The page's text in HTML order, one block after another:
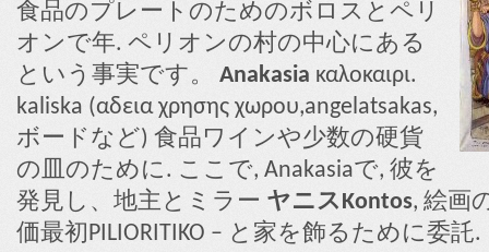
食品のプレートのためのボロスとペリ
オンで年. ペリオンの村の中心にある
という事実です。 Anakasia καλοκαιρι.
kaliska (αδεια χρησης χωρου,angelatsakas,
ボードなど) 食品ワインや少数の硬貨
の皿のために. ここで, Anakasiaで, 彼を
発見し、地主とミラー ヤニスKontos, 絵画
価最初PILIORITIKO – と家を飾るために委託.